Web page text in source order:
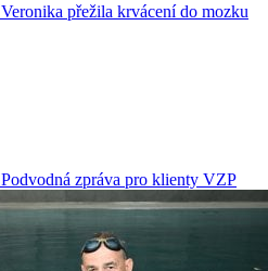
Veronika přežila krvácení do mozku
Podvodná zpráva pro klienty VZP